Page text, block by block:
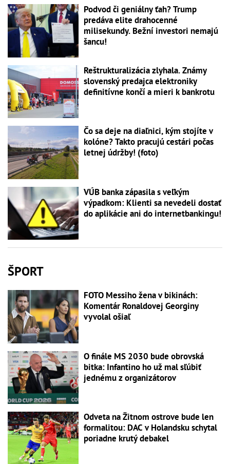
Podvod či geniálny ťah? Trump
predáva elite drahocenné
milisekundy. Bežní investori nemajú
šancu!
Reštrukturalizácia zlyhala. Známy
slovenský predajca elektroniky
definitívne končí a mieri k bankrotu
Čo sa deje na diaľnici, kým stojíte v
kolóne? Takto pracujú cestári počas
letnej údržby! (foto)
VÚB banka zápasila s veľkým
výpadkom: Klienti sa nevedeli dostať
do aplikácie ani do internetbankingu!
ŠPORT
FOTO Messiho žena v bikinách:
Komentár Ronaldovej Georginy
vyvolal ošiaľ
O finále MS 2030 bude obrovská
bitka: Infantino ho už mal sľúbiť
jednému z organizátorov
Odveta na Žitnom ostrove bude len
formalitou: DAC v Holandsku schytal
poriadne krutý debakel